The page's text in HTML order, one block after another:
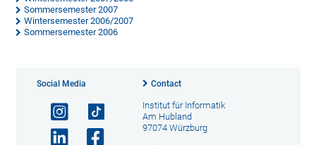
Sommersemester 2007
Wintersemester 2006/2007
Sommersemester 2006
Social Media Contact
Institut für Informatik
Am Hubland
97074 Würzburg